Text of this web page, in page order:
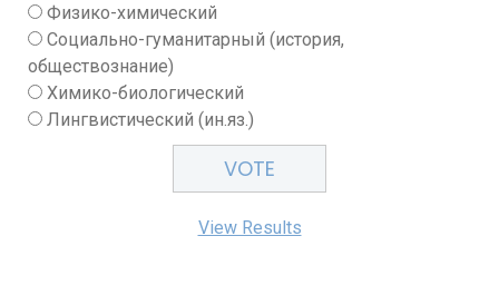
Физико-химический
Социально-гуманитарный (история,
обществознание)
Химико-биологический
Лингвистический (ин.яз.)
View Results